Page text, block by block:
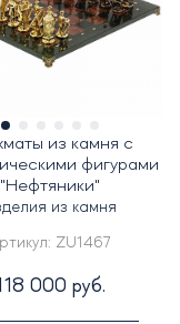
из камня с
фигурами
"Нефтяники"
из камня
ZU1467
000 руб.